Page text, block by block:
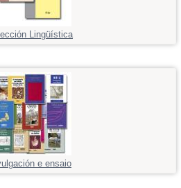
Lingüística
e ensaio